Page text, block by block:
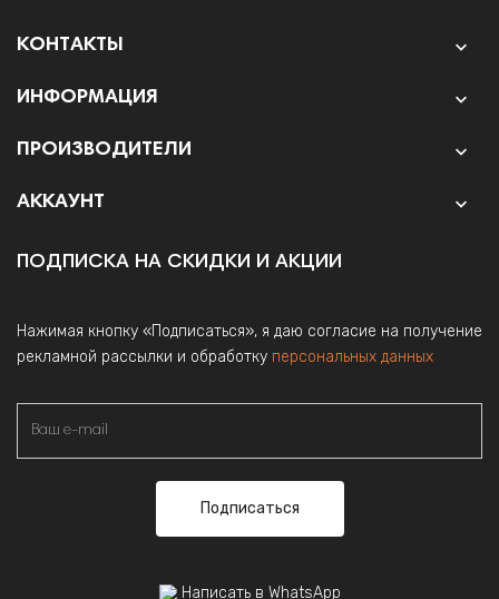
КОНТАКТЫ 
ИНФОРМАЦИЯ 
ПРОИЗВОДИТЕЛИ 
АККАУНТ 
ПОДПИСКА НА СКИДКИ И АКЦИИ
Нажимая кнопку «Подписаться», я даю согласие на получение
рекламной рассылки и обработку персональных данных
Подписаться
Написать в WhatsApp